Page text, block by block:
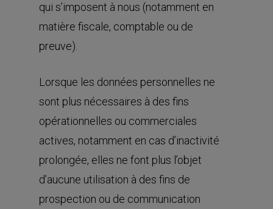
qui s’imposent à nous (notamment en
matière fiscale, comptable ou de
preuve).
Lorsque les données personnelles ne
sont plus nécessaires à des fins
opérationnelles ou commerciales
actives, notamment en cas d’inactivité
prolongée, elles ne font plus l’objet
d’aucune utilisation à des fins de
prospection ou de communication